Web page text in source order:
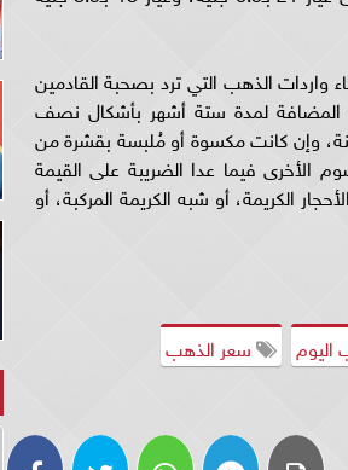
الذهب التي ترد بصحبة القادمين
المضافة لمدة ستة أشهر بأشكال نصف
وإن كانت مكسوة أو مُلبسة بقشرة من
الأخرى فيما عدا الضريبة على القيمة
الكريمة، أو شبه الكريمة المركبة، أو
اليوم
سعر الذهب